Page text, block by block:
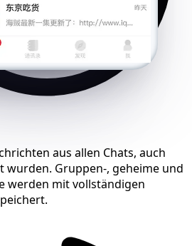
aus allen Chats, auch
wurden. Gruppen-, geheime und
werden mit vollständigen